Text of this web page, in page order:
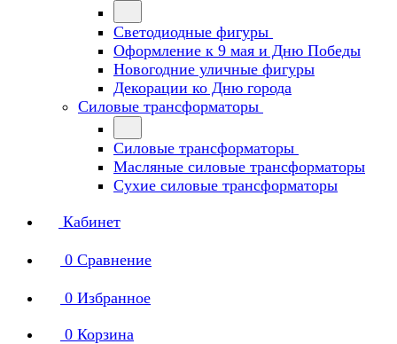
Светодиодные фигуры
Оформление к 9 мая и Дню Победы
Новогодние уличные фигуры
Декорации ко Дню города
Силовые трансформаторы
Силовые трансформаторы
Масляные силовые трансформаторы
Сухие силовые трансформаторы
Кабинет
0 Сравнение
0 Избранное
0 Корзина